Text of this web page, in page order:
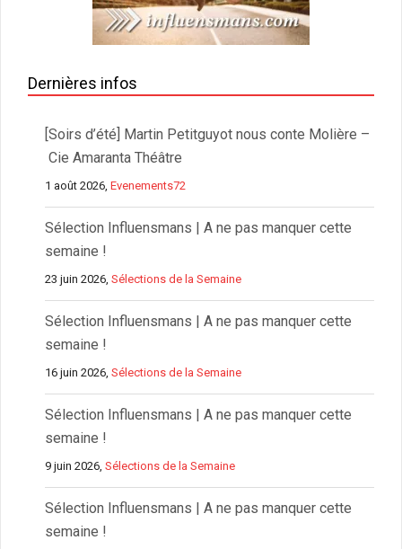
Dernières infos
[Soirs d’été] Martin Petitguyot nous conte Molière –
Cie Amaranta Théâtre
1 août 2026,Evenements72
Sélection Influensmans | A ne pas manquer cette
semaine !
23 juin 2026,Sélections de la Semaine
Sélection Influensmans | A ne pas manquer cette
semaine !
16 juin 2026,Sélections de la Semaine
Sélection Influensmans | A ne pas manquer cette
semaine !
9 juin 2026,Sélections de la Semaine
Sélection Influensmans | A ne pas manquer cette
semaine !